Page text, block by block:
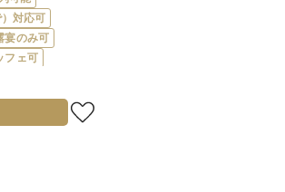
対応可
宴のみ可
フェ可
衣装充実